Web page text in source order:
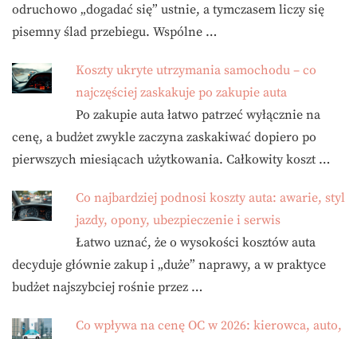
odruchowo „dogadać się” ustnie, a tymczasem liczy się
pisemny ślad przebiegu. Wspólne …
Koszty ukryte utrzymania samochodu – co
najczęściej zaskakuje po zakupie auta
Po zakupie auta łatwo patrzeć wyłącznie na
cenę, a budżet zwykle zaczyna zaskakiwać dopiero po
pierwszych miesiącach użytkowania. Całkowity koszt …
Co najbardziej podnosi koszty auta: awarie, styl
jazdy, opony, ubezpieczenie i serwis
Łatwo uznać, że o wysokości kosztów auta
decyduje głównie zakup i „duże” naprawy, a w praktyce
budżet najszybciej rośnie przez …
Co wpływa na cenę OC w 2026: kierowca, auto,